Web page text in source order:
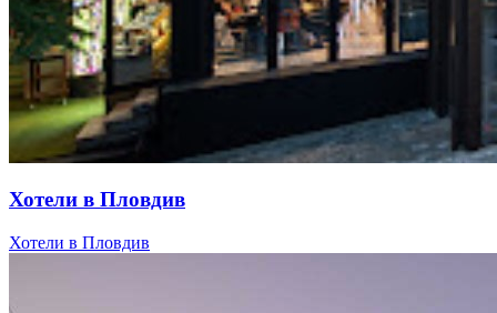
Хотели в Пловдив
Хотели в Пловдив